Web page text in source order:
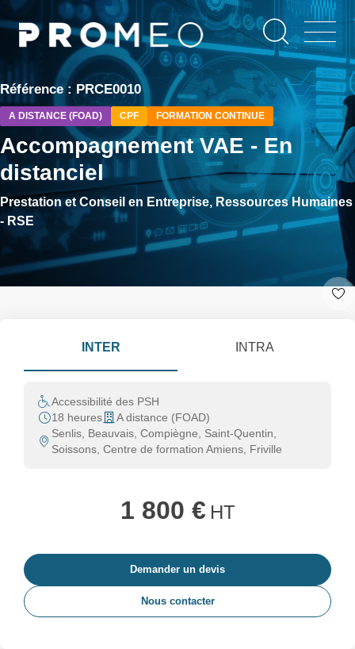
Aller
au
contenu
Référence : PRCE0010
A DISTANCE (FOAD) CPF FORMATION CONTINUE
Accompagnement VAE - En
distanciel
Prestation et Conseil en Entreprise, Ressources Humaines
- RSE
INTER INTRA
Accessibilité des PSH
18 heures
A distance (FOAD)
Senlis, Beauvais, Compiègne, Saint-Quentin,
Soissons, Centre de formation Amiens, Friville
1 800 € HT
Demander un devis
Nous contacter
Panneau de gestion des cookies